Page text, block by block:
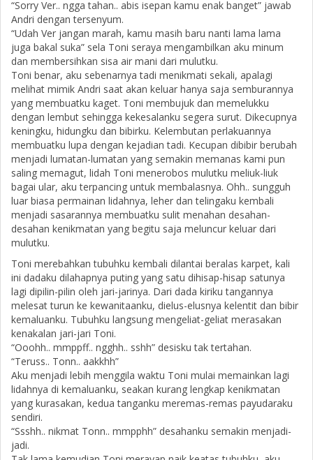
“Sorry Ver.. ngga tahan.. abis isepan kamu enak banget” jawab
Andri dengan tersenyum.
“Udah Ver jangan marah, kamu masih baru nanti lama lama
juga bakal suka” sela Toni seraya mengambilkan aku minum
dan membersihkan sisa air mani dari mulutku.
Toni benar, aku sebenarnya tadi menikmati sekali, apalagi
melihat mimik Andri saat akan keluar hanya saja semburannya
yang membuatku kaget. Toni membujuk dan memelukku
dengan lembut sehingga kekesalanku segera surut. Dikecupnya
keningku, hidungku dan bibirku. Kelembutan perlakuannya
membuatku lupa dengan kejadian tadi. Kecupan dibibir berubah
menjadi lumatan-lumatan yang semakin memanas kami pun
saling memagut, lidah Toni menerobos mulutku meliuk-liuk
bagai ular, aku terpancing untuk membalasnya. Ohh.. sungguh
luar biasa permainan lidahnya, leher dan telingaku kembali
menjadi sasarannya membuatku sulit menahan desahan-
desahan kenikmatan yang begitu saja meluncur keluar dari
mulutku.
Toni merebahkan tubuhku kembali dilantai beralas karpet, kali
ini dadaku dilahapnya puting yang satu dihisap-hisap satunya
lagi dipilin-pilin oleh jari-jarinya. Dari dada kiriku tangannya
melesat turun ke kewanitaanku, dielus-elusnya kelentit dan bibir
kemaluanku. Tubuhku langsung mengeliat-geliat merasakan
kenakalan jari-jari Toni.
“Ooohh.. mmppff.. ngghh.. sshh” desisku tak tertahan.
“Teruss.. Tonn.. aakkhh”
Aku menjadi lebih menggila waktu Toni mulai memainkan lagi
lidahnya di kemaluanku, seakan kurang lengkap kenikmatan
yang kurasakan, kedua tanganku meremas-remas payudaraku
sendiri.
“Ssshh.. nikmat Tonn.. mmpphh” desahanku semakin menjadi-
jadi.